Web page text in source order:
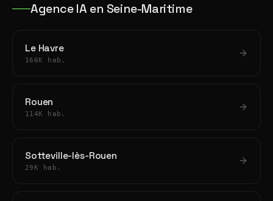
Agence IA en Seine-Maritime
Le Havre
166K hab.
Rouen
114K hab.
Sotteville-lès-Rouen
29K hab.